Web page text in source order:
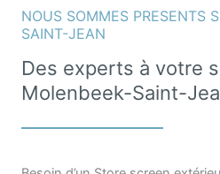
NOUS SOMMES PRESENTS
SAINT-JEAN
Des experts à votre
Molenbeek-Saint-